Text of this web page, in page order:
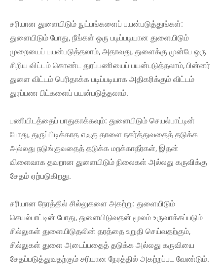
சரியான துளையிடும் நுட்பங்களைப் பயன்படுத்துங்கள்:
துளையிடும் போது, ​​நீங்கள் ஒரு படிப்படியான துளையிடும்
முறையைப் பயன்படுத்தலாம், அதாவது, துளைக்கு முன்பே ஒரு
சிறிய விட்டம் கொண்ட துரப்பணியைப் பயன்படுத்தலாம், பின்னர்
துளை விட்டம் பெரிதாக்க படிப்படியாக அதிகரிக்கும் விட்டம்
துரப்பண பிட்களைப் பயன்படுத்தலாம்.
பணியிடத்தைப் பாதுகாக்கவும்: துளையிடும் செயல்பாட்டின்
போது, ​​துருப்பிடிக்காத எஃகு தாளை நகர்த்துவதைத் தடுக்க
அல்லது நடுங்குவதைத் தடுக்க மறக்காதீர்கள், இதன்
விளைவாக தவறான துளையிடும் நிலைகள் அல்லது கருவிக்கு
சேதம் ஏற்படுகிறது.
சரியான நேரத்தில் சில்லுகளை அகற்று: துளையிடும்
செயல்பாட்டின் போது, ​​துளையிடுவதன் மூலம் உருவாக்கப்படும்
சில்லுகள் துளையிடுதலின் தரத்தை உறுதி செய்வதற்கும்,
சில்லுகள் துளை அடைப்பதைத் தடுக்க அல்லது கருவியை
சேதப்படுத்துவதற்கும் சரியான நேரத்தில் அகற்றப்பட வேண்டும்.